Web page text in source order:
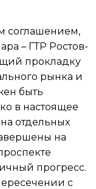
соглашением,
– ГТР Ростов-
прокладку
рынка и
быть
в настоящее
отдельных
на
прогресс.
с